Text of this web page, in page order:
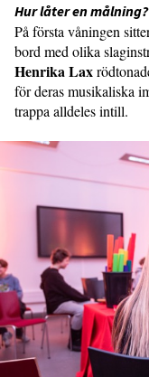
Hur låter en målning?
På första våningen
bord med olika
Henrika Lax
för deras musikaliska
trappa alldeles intill.